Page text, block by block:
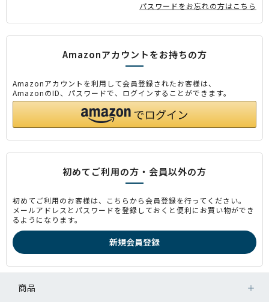
パスワードをお忘れの方はこちら
Amazonアカウントをお持ちの方
Amazonアカウントを利用して会員登録されたお客様は、
AmazonのID、パスワードで、ログインすることができます。
初めてご利用の方・会員以外の方
初めてご利用のお客様は、こちらから会員登録を行ってください。
メールアドレスとパスワードを登録しておくと便利にお買い物ができ
るようになります。
商品